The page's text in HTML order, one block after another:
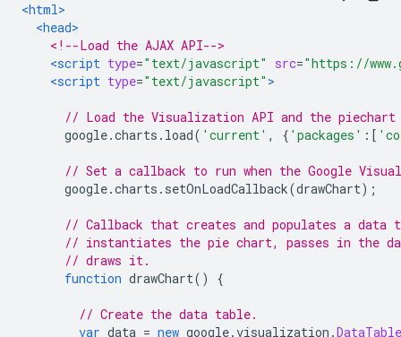
<html>
<head>
<!--Load the AJAX API-->
<script type="text/javascript" src="https://
<script type="text/javascript" >
// Load the Visualization API and the piechart
google.charts . load( 'current' , { 'packages' :[
// Set a callback to run when the Google
google.charts . setOnLoadCallback(drawChart);
// Callback that creates and populates a data
// instantiates the pie chart, passes in the
// draws it.
function drawChart() {
// Create the data table.
var data = new google.visualization .DataTable